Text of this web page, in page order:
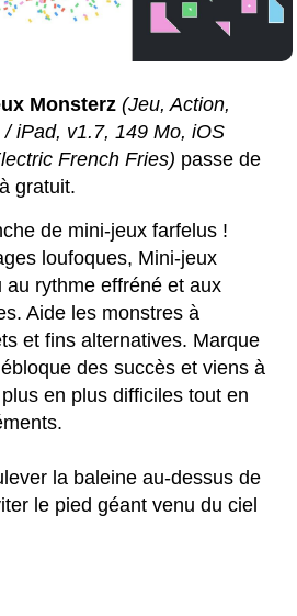
Monsterz (Jeu, Action,
/ iPad, v1.7, 149 Mo, iOS
French Fries) passe de
gratuit.
de mini-jeux farfelus !
loufoques, Mini-jeux
au rythme effréné et aux
Aide les monstres à
et fins alternatives. Marque
des succès et viens à
en plus difficiles tout en
la baleine au-dessus de
le pied géant venu du ciel